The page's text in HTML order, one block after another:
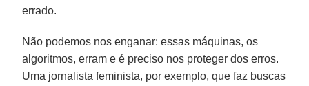
errado.
Não podemos nos enganar: essas máquinas, os
algoritmos, erram e é preciso nos proteger dos erros.
Uma jornalista feminista, por exemplo, que faz buscas